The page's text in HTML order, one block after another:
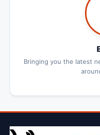
Bringing you the latest